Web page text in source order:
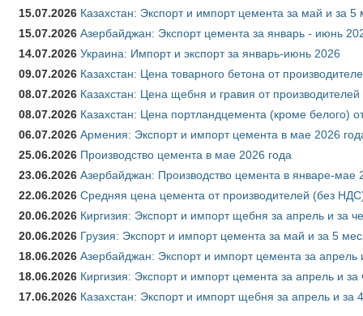
15.07.2026 Казахстан: Экспорт и импорт цемента за май и за
15.07.2026 Азербайджан: Экспорт цемента за январь - июнь
14.07.2026 Украина: Импорт и экспорт за январь-июнь 2026
09.07.2026 Казахстан: Цена товарного бетона от
08.07.2026 Казахстан: Цена щебня и гравия от
08.07.2026 Казахстан: Цена портландцемента (кроме белого)
06.07.2026 Армения: Экспорт и импорт цемента в мае 2026
25.06.2026 Производство цемента в мае 2026 года
23.06.2026 Азербайджан: Производство цемента в январе-мае
22.06.2026 Средняя цена цемента от производителей (без
20.06.2026 Киргизия: Экспорт и импорт щебня за апрель и за
20.06.2026 Грузия: Экспорт и импорт цемента за май и за 5
18.06.2026 Азербайджан: Экспорт и импорт цемента за
18.06.2026 Киргизия: Экспорт и импорт цемента за апрель и
17.06.2026 Казахстан: Экспорт и импорт щебня за апрель и за